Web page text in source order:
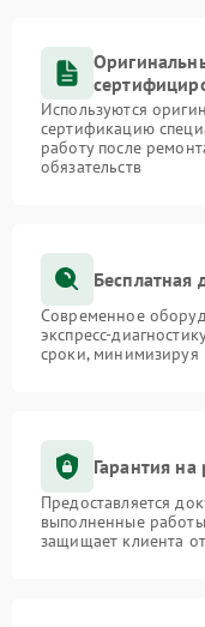
Используются
сертификацию
работу после
обязательств
Бесплатная
Современное
экспресс-
сроки, минимизируя
Гарантия на
Предоставляется
выполненные
защищает клиента